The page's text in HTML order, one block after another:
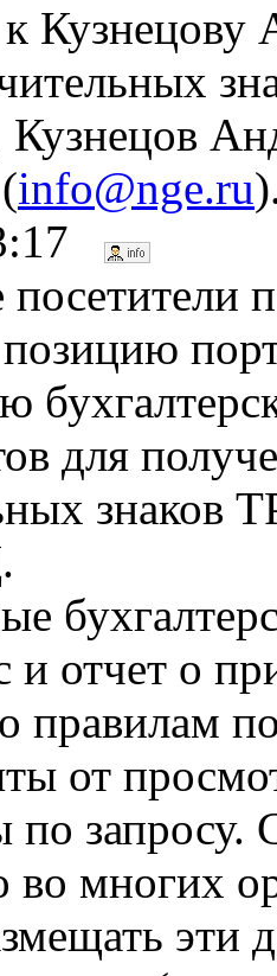
Кузнецову
info@nge.ru
для
знаков
и отчет о
правилам
от
по запросу.
во многих
эти